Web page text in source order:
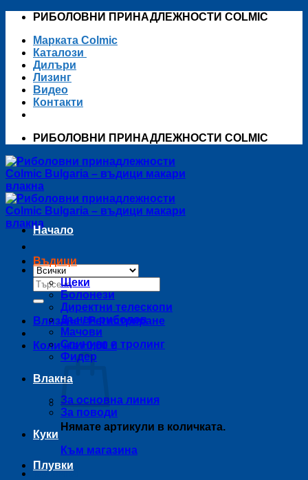
Skip
content
РИБОЛОВНИ ПРИНАДЛЕЖНОСТИ COLMIC
Марката Colmic
Каталози
Дилъри
Лизинг
Видео
Контакти
РИБОЛОВНИ ПРИНАДЛЕЖНОСТИ COLMIC
Търсене
за:
Влизане / Регистриране
Количка /0,00 €
Нямате артикули в количката.
Към магазина
Количка
Начало
Въдици
Щеки
Болонези
Директни телескопи
Дънен риболов
Мачови
Спининг и тролинг
Фидер
Влакна
За основна линия
За поводи
Куки
Плувки